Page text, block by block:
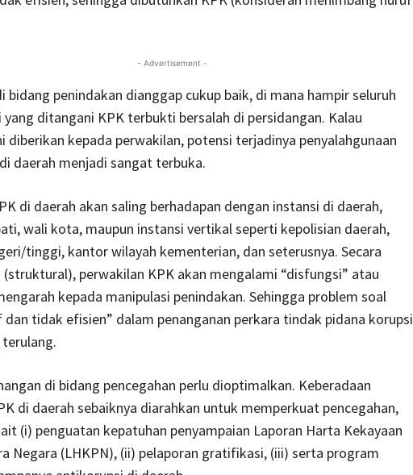
- Advertisement -
bidang penindakan dianggap cukup baik, di mana hampir seluruh
yang ditangani KPK terbukti bersalah di persidangan. Kalau
diberikan kepada perwakilan, potensi terjadinya penyalahgunaan
daerah menjadi sangat terbuka.
di daerah akan saling berhadapan dengan instansi di daerah,
wali kota, maupun instansi vertikal seperti kepolisian daerah,
tinggi, kantor wilayah kementerian, dan seterusnya. Secara
(struktural), perwakilan KPK akan mengalami “disfungsi” atau
kepada manipulasi penindakan. Sehingga problem soal
tidak efisien” dalam penanganan perkara tindak pidana korupsi
di bidang pencegahan perlu dioptimalkan. Keberadaan
di daerah sebaiknya diarahkan untuk memperkuat pencegahan,
(i) penguatan kepatuhan penyampaian Laporan Harta Kekayaan
Negara (LHKPN), (ii) pelaporan gratifikasi, (iii) serta program